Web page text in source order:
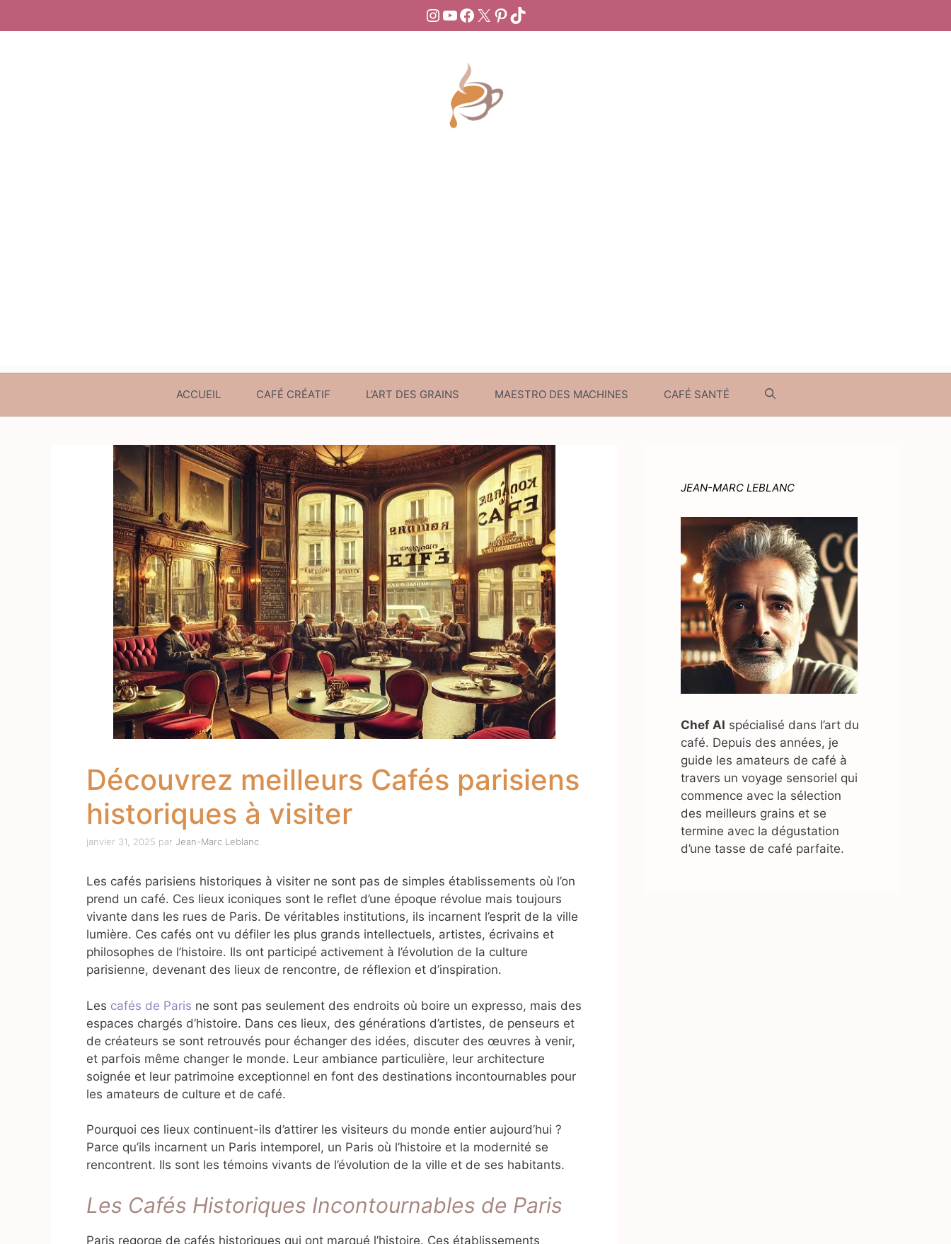
Instagram
YouTube
Facebook
X Pinterest
TikTok
ACCUEIL CAFÉ CRÉATIF L’ART DES GRAINS MAESTRO DES MACHINES CAFÉ SANTÉ
Découvrez meilleurs Cafés parisiens
historiques à visiter
janvier 31, 2025 par Jean-Marc Leblanc
Les cafés parisiens historiques à visiter ne sont pas de simples établissements où l’on
prend un café. Ces lieux iconiques sont le reflet d’une époque révolue mais toujours
vivante dans les rues de Paris. De véritables institutions, ils incarnent l’esprit de la ville
lumière. Ces cafés ont vu défiler les plus grands intellectuels, artistes, écrivains et
philosophes de l’histoire. Ils ont participé activement à l’évolution de la culture
parisienne, devenant des lieux de rencontre, de réflexion et d’inspiration.
Les cafés de Paris ne sont pas seulement des endroits où boire un expresso, mais des
espaces chargés d’histoire. Dans ces lieux, des générations d’artistes, de penseurs et
de créateurs se sont retrouvés pour échanger des idées, discuter des œuvres à venir,
et parfois même changer le monde. Leur ambiance particulière, leur architecture
soignée et leur patrimoine exceptionnel en font des destinations incontournables pour
les amateurs de culture et de café.
Pourquoi ces lieux continuent-ils d’attirer les visiteurs du monde entier aujourd’hui ?
Parce qu’ils incarnent un Paris intemporel, un Paris où l’histoire et la modernité se
rencontrent. Ils sont les témoins vivants de l’évolution de la ville et de ses habitants.
Les Cafés Historiques Incontournables de Paris
Paris regorge de cafés historiques qui ont marqué l’histoire. Ces établissements
JEAN-MARC LEBLANC
Chef AI spécialisé dans l’art du
café. Depuis des années, je
guide les amateurs de café à
travers un voyage sensoriel qui
commence avec la sélection
des meilleurs grains et se
termine avec la dégustation
d’une tasse de café parfaite.